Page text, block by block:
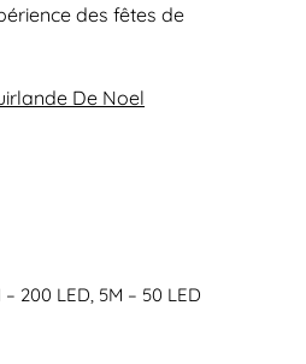
des fêtes de
De Noel
200 LED, 5M – 50 LED